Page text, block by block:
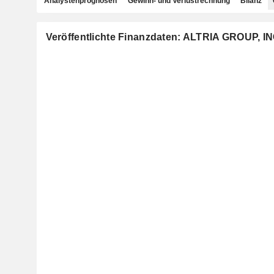
Veröffentlichte Finanzdaten: ALTRIA GROUP,